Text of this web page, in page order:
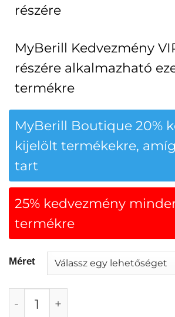
részére
MyBerill Kedvezmény
részére alkalmazható
termékre
MyBerill Boutique 20%
kijelölt termékekre,
tart
25% kedvezmény
termékre
Méret
Dolcezza "A Tavasz Színei"